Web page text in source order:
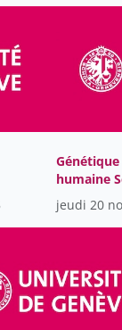
humaine
jeudi 20